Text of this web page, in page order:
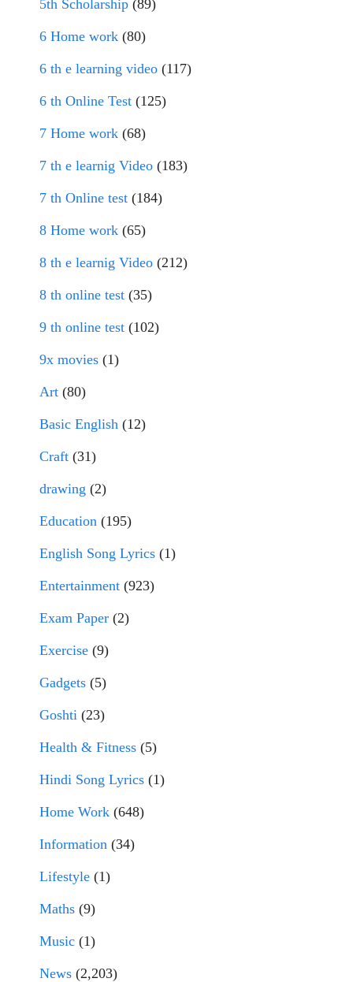
5th Scholarship (89)
6 Home work (80)
6 th e learning video (117)
6 th Online Test (125)
7 Home work (68)
7 th e learnig Video (183)
7 th Online test (184)
8 Home work (65)
8 th e learnig Video (212)
8 th online test (35)
9 th online test (102)
9x movies (1)
Art (80)
Basic English (12)
Craft (31)
drawing (2)
Education (195)
English Song Lyrics (1)
Entertainment (923)
Exam Paper (2)
Exercise (9)
Gadgets (5)
Goshti (23)
Health & Fitness (5)
Hindi Song Lyrics (1)
Home Work (648)
Information (34)
Lifestyle (1)
Maths (9)
Music (1)
News (2,203)